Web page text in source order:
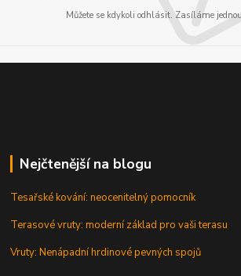
Můžete se kdykoli odhlásit. Zasíláme
Nejčtenější na blogu
Tesařské kování: neocenitelný pomocník
Terasové vruty: moderní základ pro vaši terasu
Vruty: Nenápadní hrdinové pevných spojů